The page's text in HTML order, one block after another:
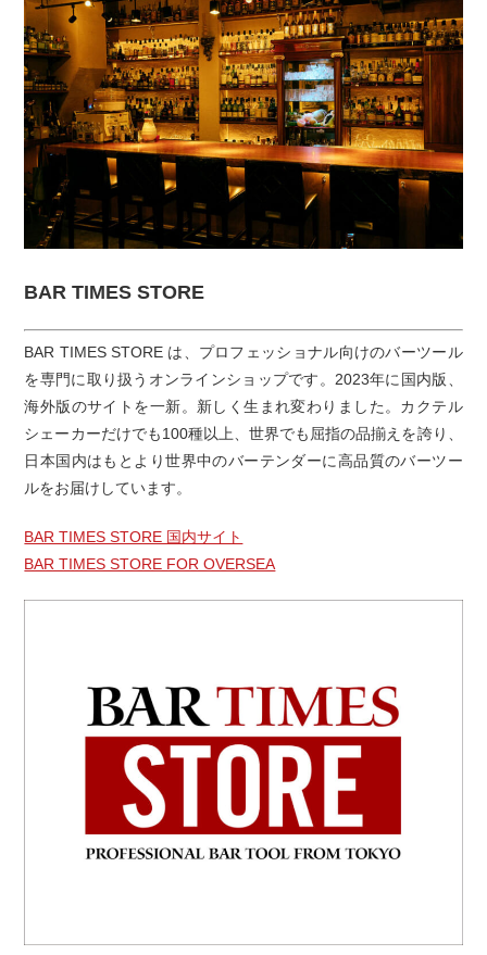
BAR TIMES STORE
BAR TIMES STORE は、プロフェッショナル向けのバーツール
を専門に取り扱うオンラインショップです。2023年に国内版、
海外版のサイトを一新。新しく生まれ変わりました。カクテル
シェーカーだけでも100種以上、世界でも屈指の品揃えを誇り、
日本国内はもとより世界中のバーテンダーに高品質のバーツー
ルをお届けしています。
BAR TIMES STORE 国内サイト
BAR TIMES STORE FOR OVERSEA